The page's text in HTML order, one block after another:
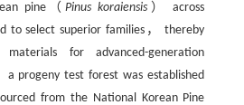
pine（Pinus koraiensis ） across
to select superior families， thereby
materials for advanced-generation
a progeny test forest was established
from the National Korean Pine